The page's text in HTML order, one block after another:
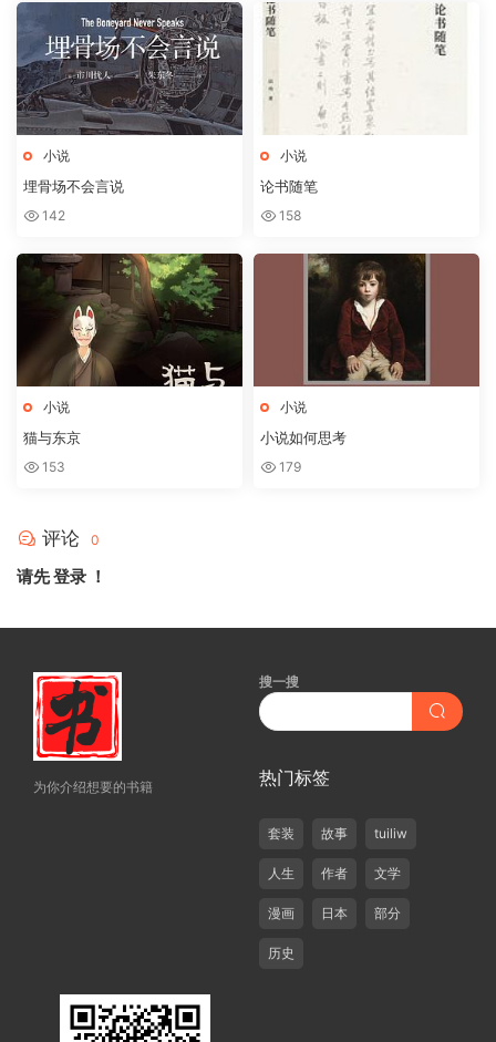
小说
埋骨场不会言说
142
小说
论书随笔
158
小说
猫与东京
153
小说
小说如何思考
179
评论 0
请先登录 ！
为你介绍想要的书籍
搜一搜
热门标签
套装 故事 tuiliw
人生 作者 文学
漫画 日本 部分
历史